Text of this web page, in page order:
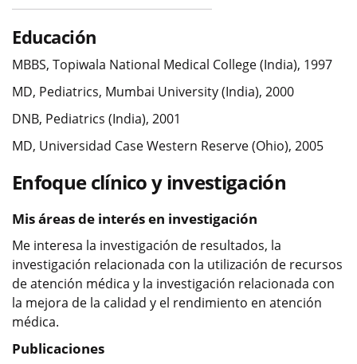
Educación
MBBS, Topiwala National Medical College (India), 1997
MD, Pediatrics, Mumbai University (India), 2000
DNB, Pediatrics (India), 2001
MD, Universidad Case Western Reserve (Ohio), 2005
Enfoque clínico y investigación
Mis áreas de interés en investigación
Me interesa la investigación de resultados, la
investigación relacionada con la utilización de recursos
de atención médica y la investigación relacionada con
la mejora de la calidad y el rendimiento en atención
médica.
Publicaciones